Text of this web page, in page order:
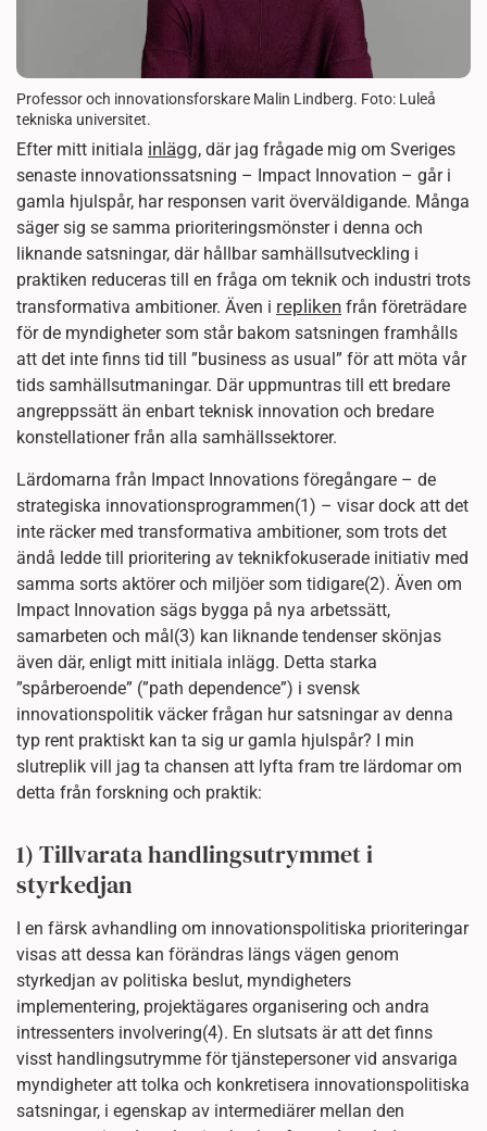
Professor och innovationsforskare Malin Lindberg. Foto: Luleå
tekniska universitet.
Efter mitt initiala inlägg, där jag frågade mig om Sveriges
senaste innovationssatsning – Impact Innovation – går i
gamla hjulspår, har responsen varit överväldigande. Många
säger sig se samma prioriteringsmönster i denna och
liknande satsningar, där hållbar samhällsutveckling i
praktiken reduceras till en fråga om teknik och industri trots
transformativa ambitioner. Även i repliken från företrädare
för de myndigheter som står bakom satsningen framhålls
att det inte finns tid till ”business as usual” för att möta vår
tids samhällsutmaningar. Där uppmuntras till ett bredare
angreppssätt än enbart teknisk innovation och bredare
konstellationer från alla samhällssektorer.
Lärdomarna från Impact Innovations föregångare – de
strategiska innovationsprogrammen(1) – visar dock att det
inte räcker med transformativa ambitioner, som trots det
ändå ledde till prioritering av teknikfokuserade initiativ med
samma sorts aktörer och miljöer som tidigare(2). Även om
Impact Innovation sägs bygga på nya arbetssätt,
samarbeten och mål(3) kan liknande tendenser skönjas
även där, enligt mitt initiala inlägg. Detta starka
”spårberoende” (”path dependence”) i svensk
innovationspolitik väcker frågan hur satsningar av denna
typ rent praktiskt kan ta sig ur gamla hjulspår? I min
slutreplik vill jag ta chansen att lyfta fram tre lärdomar om
detta från forskning och praktik:
1) Tillvarata handlingsutrymmet i
styrkedjan
I en färsk avhandling om innovationspolitiska prioriteringar
visas att dessa kan förändras längs vägen genom
styrkedjan av politiska beslut, myndigheters
implementering, projektägares organisering och andra
intressenters involvering(4). En slutsats är att det finns
visst handlingsutrymme för tjänstepersoner vid ansvariga
myndigheter att tolka och konkretisera innovationspolitiska
satsningar, i egenskap av intermediärer mellan den